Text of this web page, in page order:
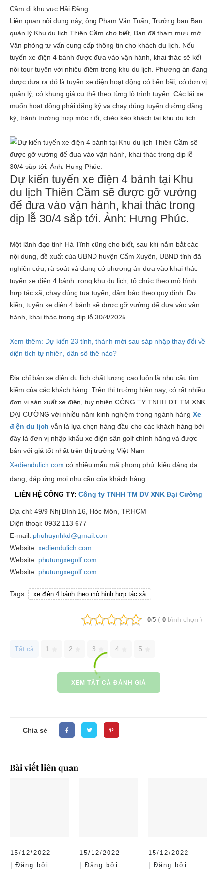
Cầm đi khu vực Hải Đăng.
Liên quan nội dung này, ông Phạm Văn Tuấn, Trưởng ban Ban
quản lý Khu du lịch Thiên Cầm cho biết, Ban đã tham mưu mở
Văn phòng tư vấn cung cấp thông tin cho khách du lịch. Nếu
tuyến xe điện 4 bánh được đưa vào vận hành, khai thác sẽ kết
nối tour tuyến với nhiều điểm trong khu du lịch. Phương án đang
được đưa ra đó là tuyến xe điện hoạt động có bến bãi, có đơn vị
quản lý, có khung giá cụ thể theo từng lộ trình tuyến. Các lái xe
muốn hoạt động phải đăng ký và chạy đúng tuyến đường đăng
ký; tránh trường hợp móc nối, chèo kéo khách tại khu du lịch.
Dự kiến tuyến xe điện 4 bánh tại Khu
du lịch Thiên Cầm sẽ được gỡ vướng
để đưa vào vận hành, khai thác trong
dịp lễ 30/4 sắp tới. Ảnh: Hưng Phúc.
Một lãnh đạo tỉnh Hà Tĩnh cũng cho biết, sau khi nắm bắt các
nội dung, đề xuất của UBND huyện Cẩm Xuyên, UBND tỉnh đã
nghiên cứu, rà soát và đang có phương án đưa vào khai thác
tuyến xe điện 4 bánh trong khu du lịch, tổ chức theo mô hình
hợp tác xã, chạy đúng tua tuyến, đảm bảo theo quy định. Dự
kiến, tuyến xe điện 4 bánh sẽ được gỡ vướng để đưa vào vận
hành, khai thác trong dịp lễ 30/4/2025
Xem thêm: Dự kiến 23 tỉnh, thành mới sau sáp nhập thay đổi về
diện tích tự nhiên, dân số thế nào?
Địa chỉ bán xe điện du lịch chất lượng cao luôn là nhu cầu tìm
kiếm của các khách hàng. Trên thị trường hiện nay, có rất nhiều
đơn vị sản xuất xe điện, tuy nhiên CÔNG TY TNHH ĐT TM XNK
ĐẠI CƯỜNG với nhiều năm kinh nghiệm trong ngành hàng Xe
điện du lịch vẫn là lựa chọn hàng đầu cho các khách hàng bởi
đây là đơn vị nhập khẩu xe điện sân golf chính hãng và được
bán với giá tốt nhất trên thị trường Việt Nam
Xediendulich.com có nhiều mẫu mã phong phú, kiểu dáng đa
dạng, đáp ứng mọi nhu cầu của khách hàng.
LIÊN HỆ CÔNG TY: Công ty TNHH TM DV XNK Đại Cường
Địa chỉ: 49/9 Nhị Bình 16, Hóc Môn, TP.HCM
Điện thoại: 0932 113 677
E-mail: phuhuynhkd@gmail.com
Website: xediendulich.com
Website: phutungxegolf.com
Website: phutungxegolf.com
Tags: xe điện 4 bánh theo mô hình hợp tác xã
0/5 ( 0 bình chọn )
Tất cả 1 2 3 4 5
XEM TẤT CẢ ĐÁNH GIÁ
Chia sẻ
Bài viết liên quan
15/12/2022
| Đăng bởi
15/12/2022
| Đăng bởi
15/12/2022
| Đăng bởi